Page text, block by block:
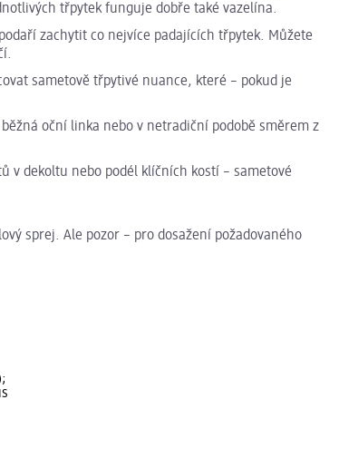
třpytek funguje dobře také vazelína.
zachytit co nejvíce padajících třpytek. Můžete
sametově třpytivé nuance, které – pokud je
oční linka nebo v netradiční podobě směrem z
v dekoltu nebo podél klíčních kostí – sametové
sprej. Ale pozor – pro dosažení požadovaného